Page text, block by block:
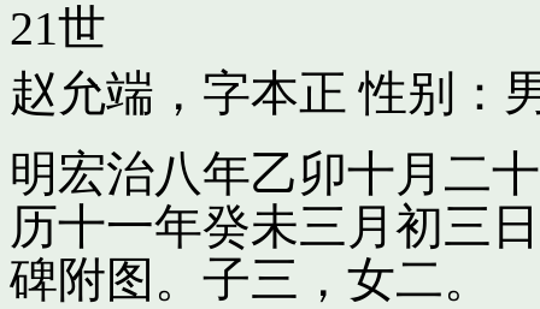
21世
赵允端，字本正 性别：
明宏治八年乙卯十月二
历十一年癸未三月初三
碑附图。子三，女二。